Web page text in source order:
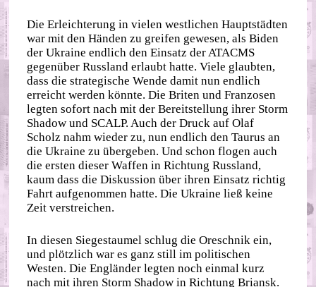
Die Erleichterung in vielen westlichen Hauptstädten
war mit den Händen zu greifen gewesen, als Biden
der Ukraine endlich den Einsatz der ATACMS
gegenüber Russland erlaubt hatte. Viele glaubten,
dass die strategische Wende damit nun endlich
erreicht werden könnte. Die Briten und Franzosen
legten sofort nach mit der Bereitstellung ihrer Storm
Shadow und SCALP. Auch der Druck auf Olaf
Scholz nahm wieder zu, nun endlich den Taurus an
die Ukraine zu übergeben. Und schon flogen auch
die ersten dieser Waffen in Richtung Russland,
kaum dass die Diskussion über ihren Einsatz richtig
Fahrt aufgenommen hatte. Die Ukraine ließ keine
Zeit verstreichen.
In diesen Siegestaumel schlug die Oreschnik ein,
und plötzlich war es ganz still im politischen
Westen. Die Engländer legten noch einmal kurz
nach mit ihren Storm Shadow in Richtung Briansk.